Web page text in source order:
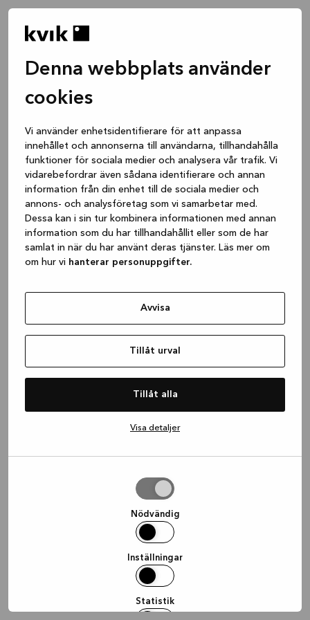
Denna webbplats använder
cookies
Vi använder enhetsidentifierare för att anpassa
innehållet och annonserna till användarna, tillhandahålla
funktioner för sociala medier och analysera vår trafik. Vi
vidarebefordrar även sådana identifierare och annan
information från din enhet till de sociala medier och
annons- och analysföretag som vi samarbetar med.
Dessa kan i sin tur kombinera informationen med annan
information som du har tillhandahållit eller som de har
samlat in när du har använt deras tjänster. Läs mer om
om hur vi hanterar personuppgifter.
Avvisa
Tillåt urval
Tillåt alla
Visa detaljer
Nödvändig
Inställningar
Statistik
(see the browser console for more
information).